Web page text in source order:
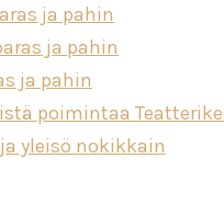
ja pahin
ja pahin
ja pahin
poimintaa
yleisö nokikkain